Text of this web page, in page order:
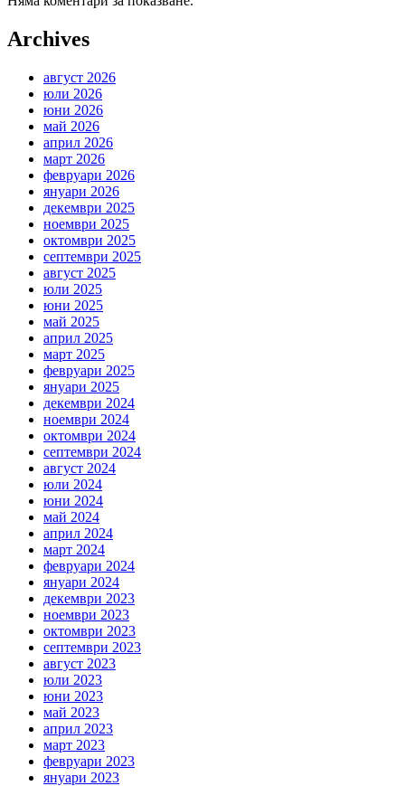
Archives
август 2026
юли 2026
юни 2026
май 2026
април 2026
март 2026
февруари 2026
януари 2026
декември 2025
ноември 2025
октомври 2025
септември 2025
август 2025
юли 2025
юни 2025
май 2025
април 2025
март 2025
февруари 2025
януари 2025
декември 2024
ноември 2024
октомври 2024
септември 2024
август 2024
юли 2024
юни 2024
май 2024
април 2024
март 2024
февруари 2024
януари 2024
декември 2023
ноември 2023
октомври 2023
септември 2023
август 2023
юли 2023
юни 2023
май 2023
април 2023
март 2023
февруари 2023
януари 2023